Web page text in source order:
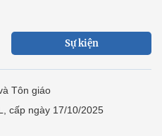
Sự kiện
Tôn giáo
cấp ngày 17/10/2025